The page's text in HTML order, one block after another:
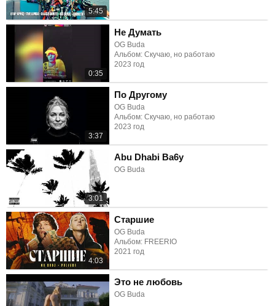
5:45
0:35
Не Думать
OG Buda
Альбом: Скучаю, но работаю
2023 год
3:37
По Другому
OG Buda
Альбом: Скучаю, но работаю
2023 год
3:01
Abu Dhabi Ba6y
OG Buda
4:03
Старшие
OG Buda
Альбом: FREERIO
2021 год
Это не любовь
OG Buda